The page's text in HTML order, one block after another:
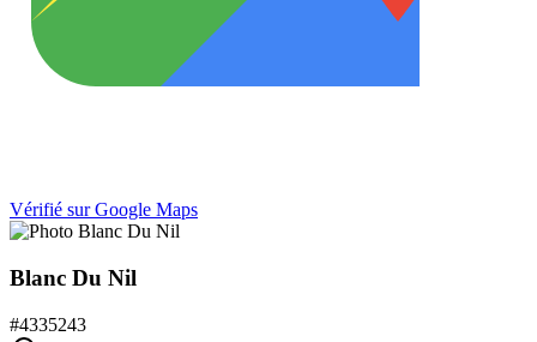
Vérifié sur Google Maps
Blanc Du Nil
#4335243